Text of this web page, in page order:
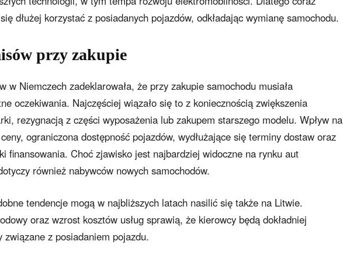
dłużej korzystać z posiadanych pojazdów, odkładając wymianę samochodu.
przy zakupie
w Niemczech zadeklarowała, że przy zakupie samochodu musiała
oczekiwania. Najczęściej wiązało się to z koniecznością zwiększenia
rezygnacją z części wyposażenia lub zakupem starszego modelu. Wpływ na
ograniczona dostępność pojazdów, wydłużające się terminy dostaw oraz
finansowania. Choć zjawisko jest najbardziej widoczne na rynku aut
również nabywców nowych samochodów.
tendencje mogą w najbliższych latach nasilić się także na Litwie.
oraz wzrost kosztów usług sprawią, że kierowcy będą dokładniej
związane z posiadaniem pojazdu.